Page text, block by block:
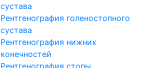
сустава
Рентгенография голеностопного
сустава
Рентгенография нижних
конечностей
Рентгенография стопы